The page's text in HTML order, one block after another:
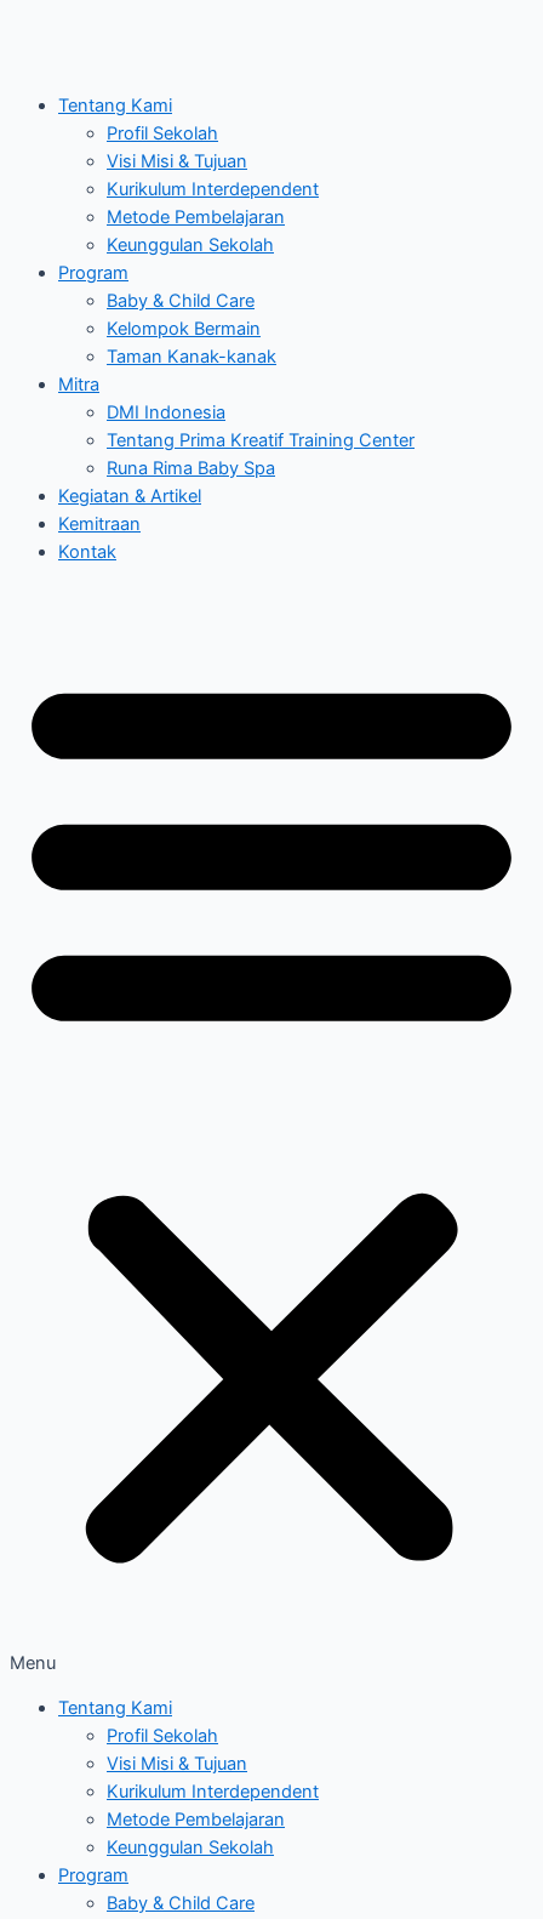
Tentang Kami
Profil Sekolah
Visi Misi & Tujuan
Kurikulum Interdependent
Metode Pembelajaran
Keunggulan Sekolah
Program
Baby & Child Care
Kelompok Bermain
Taman Kanak-kanak
Mitra
DMI Indonesia
Tentang Prima Kreatif Training Center
Runa Rima Baby Spa
Kegiatan & Artikel
Kemitraan
Kontak
Menu
Tentang Kami
Profil Sekolah
Visi Misi & Tujuan
Kurikulum Interdependent
Metode Pembelajaran
Keunggulan Sekolah
Program
Baby & Child Care